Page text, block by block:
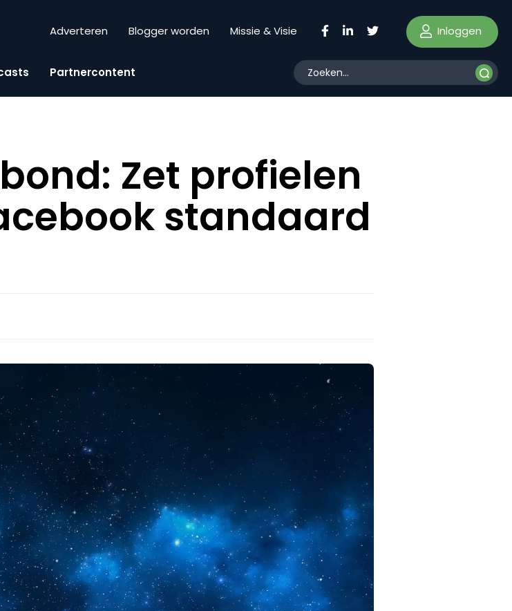
Adverteren Blogger worden Missie & Visie Inloggen
Partnercontent
Zet profielen
standaard